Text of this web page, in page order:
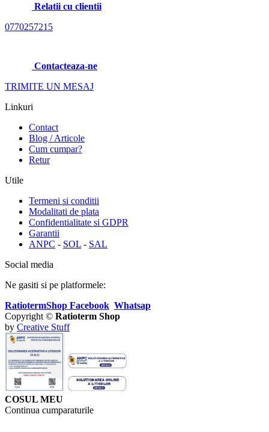
Relatii cu clientii
0770257215
Contacteaza-ne
TRIMITE UN MESAJ
Linkuri
Contact
Blog / Articole
Cum cumpar?
Retur
Utile
Termeni si conditii
Modalitati de plata
Confidentialitate si GDPR
Garantii
ANPC - SOL - SAL
Social media
Ne gasiti si pe platformele:
RatiotermShop Facebook Whatsap
Copyright © Ratioterm Shop
by Creative Stuff
COSUL MEU
Continua cumparaturile